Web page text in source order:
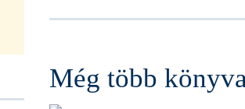
Még több